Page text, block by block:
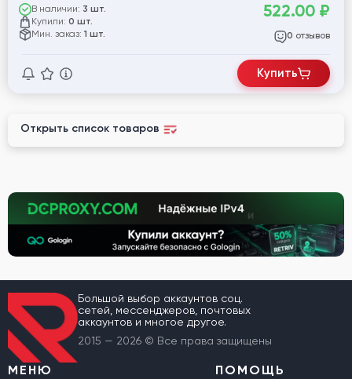
В наличии: 3 шт.
Купили: 0 шт.
Мин. заказ: 1 шт.
522.00 ₽
0 отзывов
Купить
Открыть список товаров
Большой выбор аккаунтов соц.
сетей, мессенджеров, почтовых
аккаунтов и многое другое.
2015 — 2026 © Все права защищены
МЕНЮ ПОМОЩЬ